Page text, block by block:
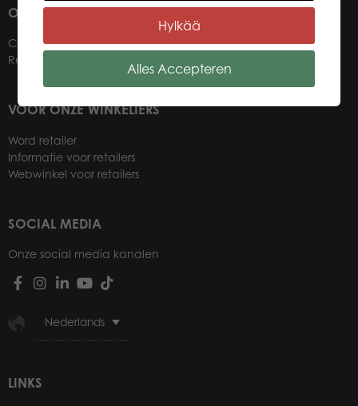
OVER ONS
Contact
Retailers
VOOR ONZE WINKELIERS
Word retailer
Informatie voor retailers
Webwinkel voor retailers
SOCIAL MEDIA
Onze social media kanalen
Nederlands
LINKS
Hylkää
Alles Accepteren